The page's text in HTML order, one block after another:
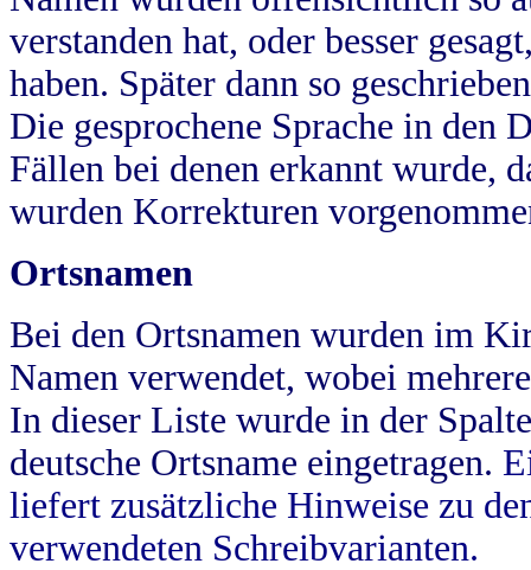
verstanden hat, oder besser
haben. Später dann so
Die gesprochene Sprache in
Fällen bei denen erkannt wurde,
wurden Korrekturen
Ortsnamen
Bei den Ortsnamen wurden im
Namen verwendet, wobei
In dieser Liste wurde in der
deutsche Ortsname eingetragen.
liefert zusätzliche Hinweise zu
verwendeten Schreibvarianten.